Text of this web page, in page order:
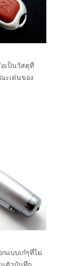
เป็นวัสดุที่
ะเด่นของ
แบบเก๋ๆที่ไม่